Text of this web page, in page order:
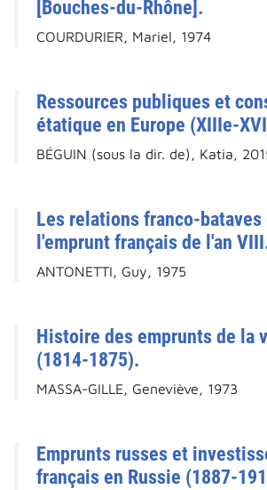
[Bouches-du-Rhône].
COURDURIER, Mariel, 1974
Ressources publiques et
étatique en Europe (XIIIe-
BÉGUIN (sous la dir. de), Katia,
Les relations franco-bataves
l'emprunt français de l'an
ANTONETTI, Guy, 1975
Histoire des emprunts de la
(1814-1875).
MASSA-GILLE, Geneviève, 1973
Emprunts russes et
français en Russie (1887-